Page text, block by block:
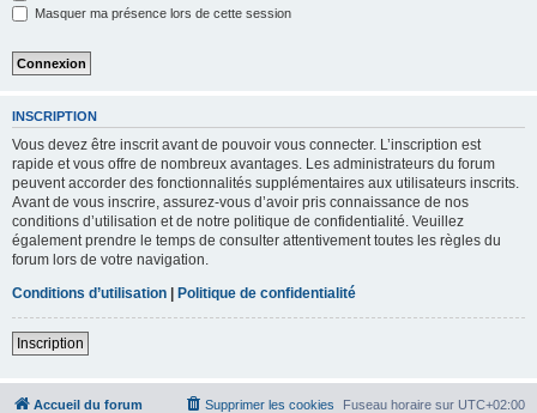
Masquer ma présence lors de cette session
INSCRIPTION
Vous devez être inscrit avant de pouvoir vous connecter. L’inscription est
rapide et vous offre de nombreux avantages. Les administrateurs du forum
peuvent accorder des fonctionnalités supplémentaires aux utilisateurs inscrits.
Avant de vous inscrire, assurez-vous d’avoir pris connaissance de nos
conditions d’utilisation et de notre politique de confidentialité. Veuillez
également prendre le temps de consulter attentivement toutes les règles du
forum lors de votre navigation.
Conditions d’utilisation | Politique de confidentialité
Inscription
Accueil du forum Fuseau horaire sur UTC+02:00
Supprimer les cookies